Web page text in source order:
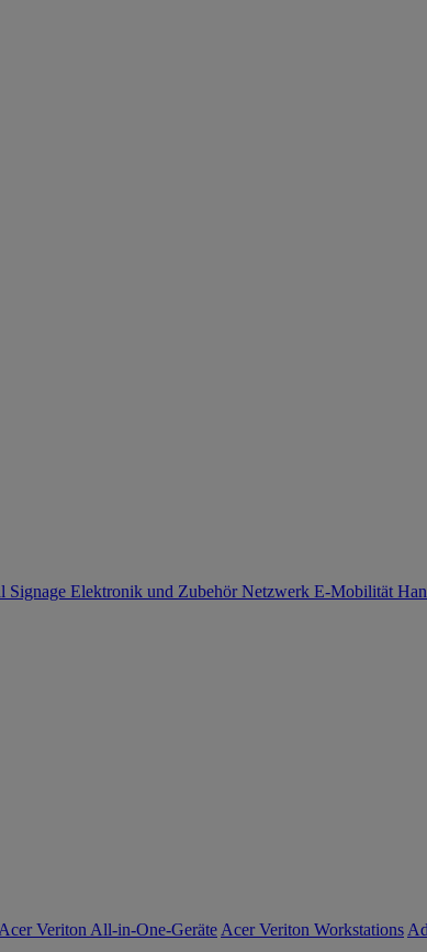
Signage Elektronik und ZubehörNetzwerk E-Mobilität
Acer Veriton All-in-One-Geräte Acer Veriton Workstations